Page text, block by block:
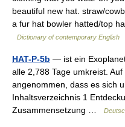
beautiful new hat. straw/
a fur hat bowler hatted/top
Dictionary of contemporary English
HAT-P-5b — ist ein
alle 2,788 Tage umkreist.
angenommen, dass es sich
Inhaltsverzeichnis 1
Zusammensetzung …